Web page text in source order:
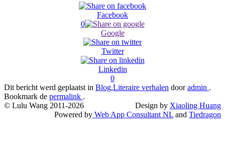
Facebook
0
Google
Twitter
Linkedin
0
Dit bericht werd geplaatst in Blog,Literaire verhalen dooradmin .
Bookmark de permalink .
© Lulu Wang 2011-2026
Design by Xiaoling Huang
Powered by Web App Consultant NL and Tiedragon